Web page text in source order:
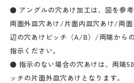
● アングルの穴あけ加工は、図を参
両面外皿穴あけ/片面内皿穴あけ/両
辺の穴あけピッチ（A/B）/両端から
指示ください。
● 指示のない場合の穴あけは、両端
ッチの片面外皿穴あけとなります。